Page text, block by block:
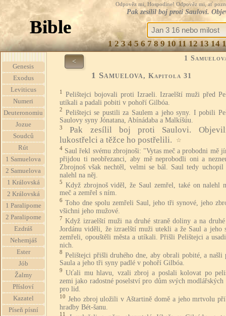
Odpověz mi, Hospodine! Odpověz mi, ať
Pak zesílil boj proti Saulovi.
Bible
1 2 3 4 5 6 7 8 9 10 11 12 13 14
Genesis
Exodus
Leviticus
Numeri
Deuteronomiu
Jozue
Soudců
Rút
1 Samuelova
2 Samuelova
1 Královská
2 Královská
1 Paralipome
2 Paralipome
Ezdráš
Nehemjáš
Ester
Jób
Žalmy
Přísloví
Kazatel
Píseň písní
< 1
1 Samuelova, Kapitola 31
1
Pelištejci bojovali proti Izraeli. Izraelští muži před
utíkali a padali pobiti v pohoří Gilbóa.
2 Pelištejci se pustili za Saulem a jeho syny. I pobili
Saulovy syny Jónatana, Abínádaba a Malkíšúu.
3
Pak zesílil boj proti Saulovi.
lukostřelci a těžce ho postřelili.
☆
4 Saul řekl svému zbrojnoši: "Vytas meč a probodni mě
přijdou ti neobřezanci, aby mě neprobodli oni a
Zbrojnoš však nechtěl, velmi se bál. Saul tedy uchopil
nalehl na něj.
5 Když zbrojnoš viděl, že Saul zemřel, také on nalehl
meč a zemřel s ním.
6 Toho dne spolu zemřeli Saul, jeho tři synové, jeho
všichni jeho mužové.
7 Když izraelští muži na druhé straně doliny a na druhé
Jordánu viděli, že izraelští muži utekli a že Saul a jeho
zemřeli, opouštěli města a utíkali. Přišli Pelištejci a
nich.
8 Pelištejci přišli druhého dne, aby obrali pobité, a našli
Saula a jeho tři syny padlé v pohoří Gilbóa.
9
Uťali mu hlavu, vzali zbroj a poslali kolovat po
zemi jako radostné poselství pro dům svých
pro lid.
10 Jeho zbroj uložili v Aštartině domě a jeho mrtvolu
hradby Bét-šanu.
11